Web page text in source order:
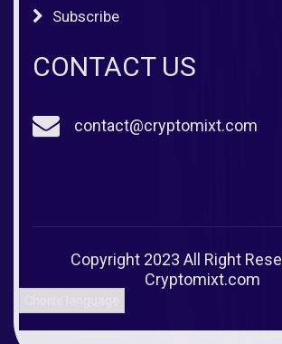
Subscribe
CONTACT US
contact@cryptomixt.com
Copyright 2023 All Right
Cryptomixt.com